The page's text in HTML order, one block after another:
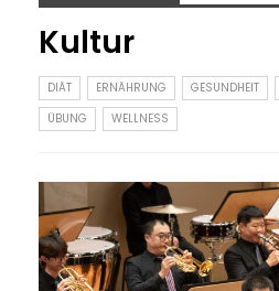
Kultur
DIÄT ERNÄHRUNG GESUNDHEIT
ÜBUNG
WELLNESS